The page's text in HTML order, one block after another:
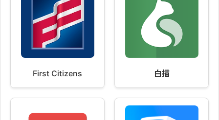
First Citizens 白描